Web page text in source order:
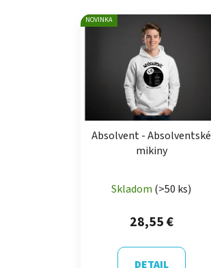
NOVINKA
Absolvent - Absolventské
mikiny
Skladom (>50 ks)
28,55 €
DETAIL